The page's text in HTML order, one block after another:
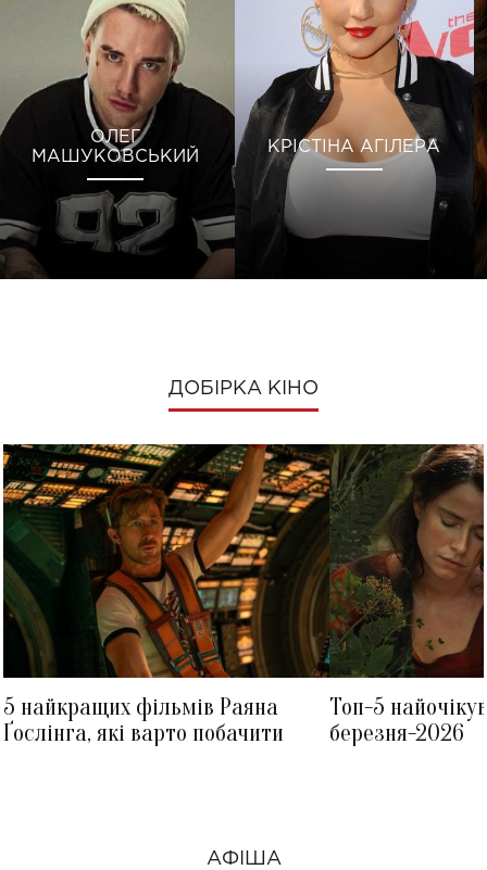
ОЛЕГ
МАШУКОВСЬКИЙ
КРІСТІНА АГІЛЕРА
ДОБІРКА КІНО
5 найкращих фільмів Раяна
Ґослінга, які варто побачити
Топ-5
березня-2026
АФІША